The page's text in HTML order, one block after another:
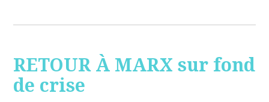
RETOUR À MARX sur fond
de crise